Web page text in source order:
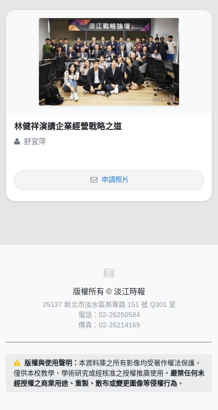
林健祥演講企業經營戰略之道
舒宜萍
申請照片
版權所有 © 淡江時報
25137 新北市淡水區英專路 151 號 Q301 室
電話：02-26250584
傳真：02-26214169
版權與使用聲明： 本資料庫之所有影像均受著作權法保護，
僅供本校教學、學術研究或經核准之授權推廣使用。 嚴禁任何未
經授權之商業用途、重製、散布或變更圖像等侵權行為 。